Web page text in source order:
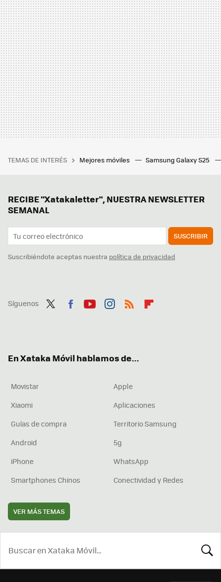
TEMAS DE INTERÉS Mejores móviles Samsung Galaxy S25
RECIBE "Xatakaletter", NUESTRA NEWSLETTER
SEMANAL
SUSCRIBIR
Suscribiéndote aceptas nuestra política de privacidad
Síguenos
En Xataka Móvil hablamos de...
Movistar
Apple
Xiaomi
Aplicaciones
Guías de compra
Territorio Samsung
Android
5g
iPhone
WhatsApp
Smartphones Chinos
Conectividad y Redes
VER MÁS TEMAS